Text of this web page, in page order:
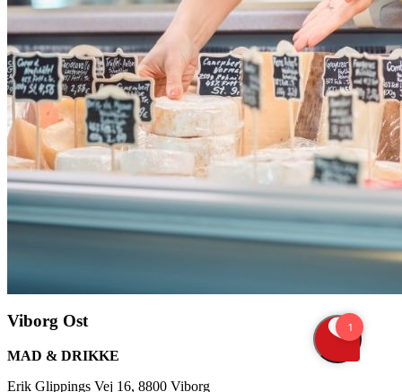
Viborg Ost
MAD & DRIKKE
Erik Glippings Vej 16, 8800 Viborg